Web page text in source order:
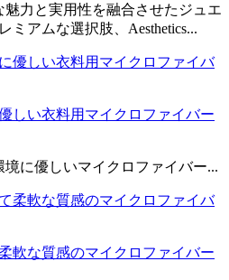
力と実用性を融合させたジュエ
ミアムな選択肢、Aesthetics...
しい衣料用マイクロファイバー
に優しいマイクロファイバー...
軟な質感のマイクロファイバー